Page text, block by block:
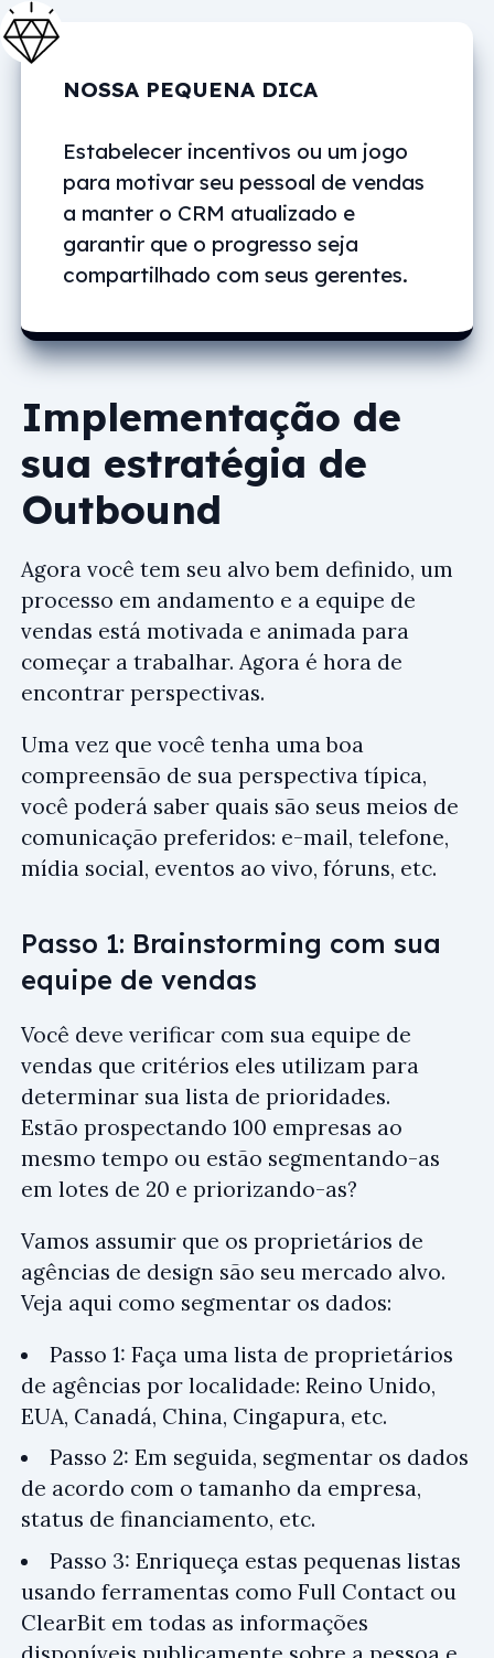
NOSSA PEQUENA DICA
Estabelecer incentivos ou um jogo
para motivar seu pessoal de vendas
a manter o CRM atualizado e
garantir que o progresso seja
compartilhado com seus gerentes.
Implementação de
sua estratégia de
Outbound
Agora você tem seu alvo bem definido, um
processo em andamento e a equipe de
vendas está motivada e animada para
começar a trabalhar. Agora é hora de
encontrar perspectivas.
Uma vez que você tenha uma boa
compreensão de sua perspectiva típica,
você poderá saber quais são seus meios de
comunicação preferidos: e-mail, telefone,
mídia social, eventos ao vivo, fóruns, etc.
Passo 1: Brainstorming com sua
equipe de vendas
Você deve verificar com sua equipe de
vendas que critérios eles utilizam para
determinar sua lista de prioridades.
Estão prospectando 100 empresas ao
mesmo tempo ou estão segmentando-as
em lotes de 20 e priorizando-as?
Vamos assumir que os proprietários de
agências de design são seu mercado alvo.
Veja aqui como segmentar os dados:
Passo 1: Faça uma lista de proprietários
de agências por localidade: Reino Unido,
EUA, Canadá, China, Cingapura, etc.
Passo 2: Em seguida, segmentar os dados
de acordo com o tamanho da empresa,
status de financiamento, etc.
Passo 3: Enriqueça estas pequenas listas
usando ferramentas como Full Contact ou
ClearBit em todas as informações